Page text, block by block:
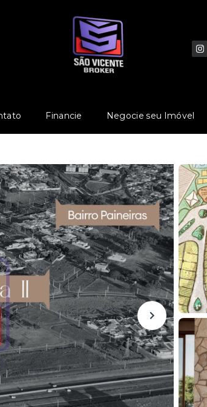
Financie Negocie seu Imóvel